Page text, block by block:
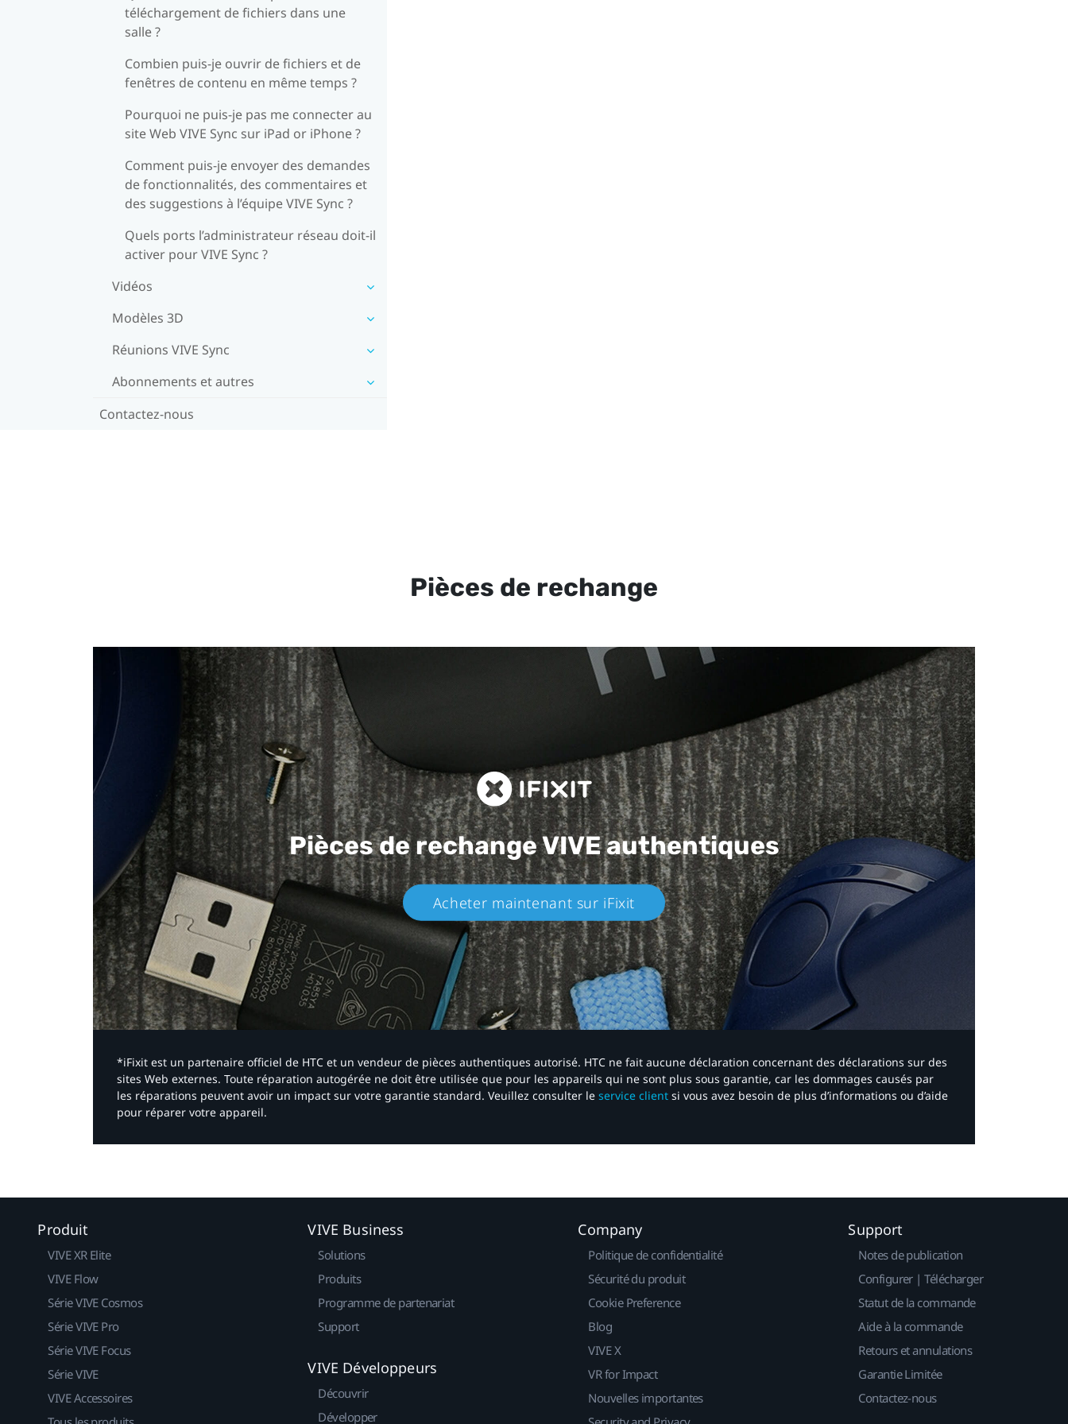
téléchargement de fichiers dans une
salle ?
Combien puis-je ouvrir de fichiers et de
fenêtres de contenu en même temps ?
Pourquoi ne puis-je pas me connecter au
site Web VIVE Sync sur iPad or iPhone ?
Comment puis-je envoyer des demandes
de fonctionnalités, des commentaires et
des suggestions à l’équipe VIVE Sync ?
Quels ports l’administrateur réseau doit-il
activer pour VIVE Sync ?
Vidéos
Modèles 3D
Réunions VIVE Sync
Abonnements et autres
Contactez-nous
Pièces de rechange
Pièces de rechangeVIVE authentiques​
Acheter maintenant sur iFixit​
*iFixit est un partenaire officiel de HTC et un vendeur de pièces authentiques autorisé. HTC ne fait aucune déclaration concernant des déclarations sur des
sites Web externes. Toute réparation autogérée ne doit être utilisée que pour les appareils qui ne sont plus sous garantie, car les dommages causés par
les réparations peuvent avoir un impact sur votre garantie standard. Veuillez consulter le service client si vous avez besoin de plus d’informations ou d’aide
pour réparer votre appareil.​
Produit
VIVE XR Elite
VIVE Flow
Série VIVE Cosmos
Série VIVE Pro
Série VIVE Focus
Série VIVE
VIVE Accessoires
VIVE Business
Solutions
Produits
Programme de partenariat
Support
VIVE Développeurs
Découvrir
Développer
Company
Politique de confidentialité
Sécurité du produit
Cookie Preference
Blog
VIVE X
VR for Impact
Nouvelles importantes
Support
Notes de publication
Configurer | Télécharger
Statut de la commande
Aide à la commande
Retours et annulations
Garantie Limitée
Contactez-nous